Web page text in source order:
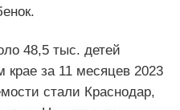
48,5 тыс. детей
крае за 11 месяцев 2023
стали Краснодар,